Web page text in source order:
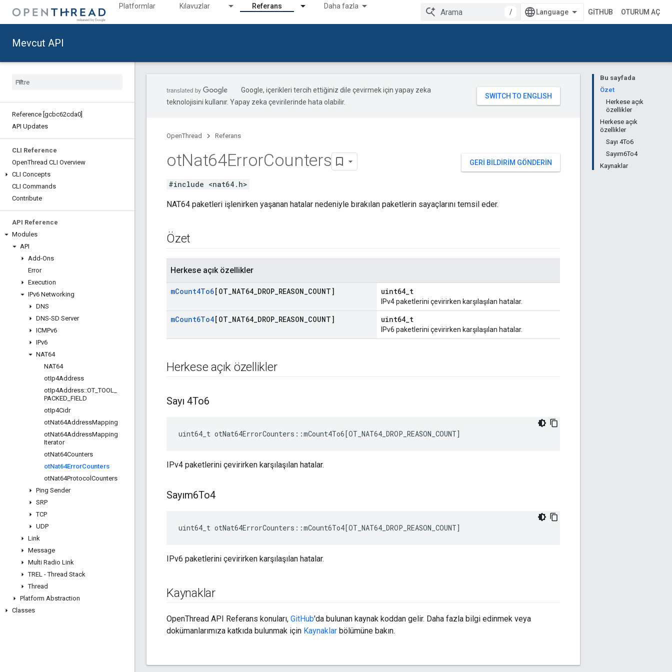
Platformlar Kılavuzlar Referans Daha fazla
/ GITHUB OTURUM AÇ
Mevcut API
Reference [gcbc62cda0]
API Updates
CLI Reference
OpenThread CLI Overview
CLI Concepts
CLI Commands
Contribute
API Reference
Modules
API
Add-Ons
Error
Execution
IPv6 Networking
DNS
DNS-SD Server
ICMPv6
IPv6
NAT64
NAT64
otIp4Address
otIp4Address::OT _TOOL
PACKED FIELD
otIp4Cidr
otNat64AddressMapping
otNat64AddressMapping
Iterator
otNat64Counters
otNat64ErrorCounters
otNat64Protocol Counters
Ping Sender
SRP
TCP
UDP
Link
Message
Multi Radio Link
TREL - Thread Stack
Thread
Platform Abstraction
Classes
Bu sayfada
Özet
Herkese açık
özellikler
Herkese açık
özellikler
Sayı 4To6
Sayım6To4
Kaynaklar
Google, içerikleri tercih ettiğiniz dile çevirmek için yapay zeka
teknolojisini kullanır. Yapay zeka çevirilerinde hata olabilir.
OpenThread Referans
GERI BILDIRIM GÖNDERIN
otNat64ErrorCounters
#include <nat64.h>
NAT64 paketleri işlenirken yaşanan hatalar nedeniyle bırakılan paketlerin sayaçlarını temsil eder.
Özet
Herkese açık özellikler
mCount4To6[OT NAT64 DROP REASON COUNT] uint64_t
IPv4 paketlerini çevirirken karşılaşılan hatalar.
mCount6To4[OT NAT64 DROP REASON COUNT] uint64_t
IPv6 paketlerini çevirirken karşılaşılan hatalar.
Herkese açık özellikler
Sayı 4To6
uint64_t otNat64ErrorCounters ::mCount4To6[OT_NAT64_DROP_REASON_COUNT]
IPv4 paketlerini çevirirken karşılaşılan hatalar.
Sayım6To4
uint64_t otNat64ErrorCounters ::mCount6To4[OT_NAT64_DROP_REASON_COUNT]
IPv6 paketlerini çevirirken karşılaşılan hatalar.
Kaynaklar
OpenThread API Referans konuları, GitHub'da bulunan kaynak koddan gelir. Daha fazla bilgi edinmek veya
dokümanlarımıza katkıda bulunmak için Kaynaklar bölümüne bakın.